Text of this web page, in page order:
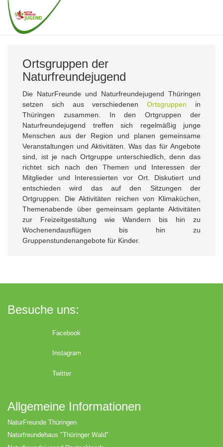
Zum
Hauptinhalt
springen
Ortsgruppen der
Naturfreundejugend
Die NaturFreunde und Naturfreundejugend Thüringen
setzen sich aus verschiedenenOrtsgruppen in
Thüringen zusammen. In den Ortgruppen der
Naturfreundejugend treffen sich regelmäßig junge
Menschen aus der Region und planen gemeinsame
Veranstaltungen und Aktivitäten. Was das für Angebote
sind, ist je nach Ortgruppe unterschiedlich, denn das
richtet sich nach den Themen und Interessen der
Mitglieder und Interessierten vor Ort. Diskutiert und
entschieden wird das auf den Sitzungen der
Ortgruppen. Die Aktivitäten reichen von Klimaküchen,
Themenabende über gemeinsam geplante Aktivitäten
zur Freizeitgestaltung wie Wandern bis hin zu
Wochenendausflügen bis hin zu
Gruppenstundenangebote für Kinder.
Besuche uns:
Facebook
Instagram
Twitter
Allgemeine Informationen
NaturFreunde Thüringen
Naturfreundehaus "Thüringer Wald"